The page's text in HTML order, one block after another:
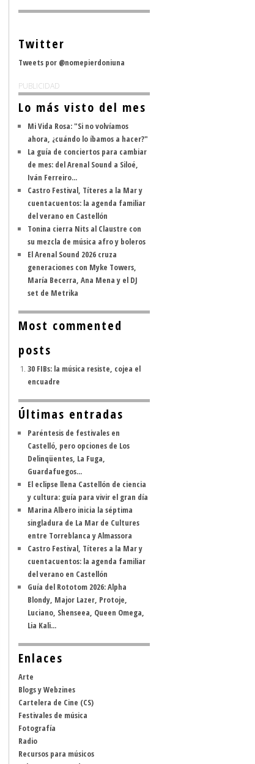
Twitter
Tweets por @nomepierdoniuna
PUBLICIDAD
Lo más visto del mes
Mi Vida Rosa: "Si no volvíamos
ahora, ¿cuándo lo íbamos a hacer?"
La guía de conciertos para cambiar
de mes: del Arenal Sound a Siloé,
Iván Ferreiro...
Castro Festival, Títeres a la Mar y
cuentacuentos: la agenda familiar
del verano en Castellón
Tonina cierra Nits al Claustre con
su mezcla de música afro y boleros
El Arenal Sound 2026 cruza
generaciones con Myke Towers,
María Becerra, Ana Mena y el DJ
set de Metrika
Most commented
posts
30 FIBs: la música resiste, cojea el
encuadre
Últimas entradas
Paréntesis de festivales en
Castelló, pero opciones de Los
Delinqüentes, La Fuga,
Guardafuegos...
El eclipse llena Castellón de ciencia
y cultura: guía para vivir el gran día
Marina Albero inicia la séptima
singladura de La Mar de Cultures
entre Torreblanca y Almassora
Castro Festival, Títeres a la Mar y
cuentacuentos: la agenda familiar
del verano en Castellón
Guía del Rototom 2026: Alpha
Blondy, Major Lazer, Protoje,
Luciano, Shenseea, Queen Omega,
Lia Kali...
Enlaces
Arte
Blogs y Webzines
Cartelera de Cine (CS)
Festivales de música
Fotografía
Radio
Recursos para músicos